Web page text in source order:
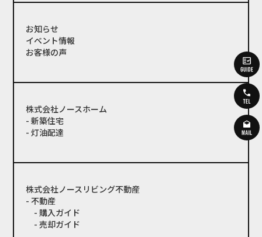
お知らせ
イベント情報
お客様の声
株式会社ノースホーム
- 新築住宅
- 灯油配達
株式会社ノースリビング不動産
- 不動産
- 購入ガイド
- 売却ガイド